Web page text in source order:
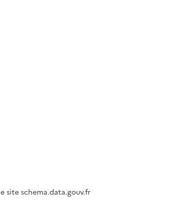
site schema.data.gouv.fr